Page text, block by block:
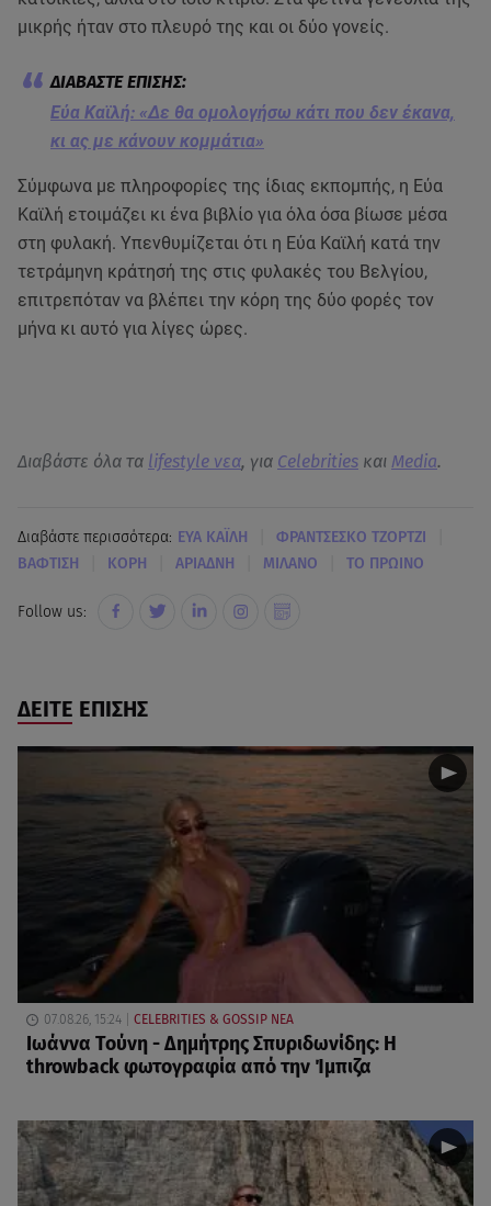
μικρής ήταν στο πλευρό της και οι δύο γονείς.
Εύα Καϊλή: «Δε θα ομολογήσω κάτι που δεν έκανα,
κι ας με κάνουν κομμάτια»
Σύμφωνα με πληροφορίες της ίδιας εκπομπής, η Εύα
Καϊλή ετοιμάζει κι ένα βιβλίο για όλα όσα βίωσε μέσα
στη φυλακή. Υπενθυμίζεται ότι η Εύα Καϊλή κατά την
τετράμηνη κράτησή της στις φυλακές του Βελγίου,
επιτρεπόταν να βλέπει την κόρη της δύο φορές τον
μήνα κι αυτό για λίγες ώρες.
Διαβάστε όλα τα lifestyle νεα, για Celebrities και Media.
Διαβάστε περισσότερα: ΕΥΑ ΚΑΪΛΗ ΦΡΑΝΤΣΕΣΚΟ ΤΖΟΡΤΖΙ
ΒΑΦΤΙΣΗ ΚΟΡΗ ΑΡΙΑΔΝΗ ΜΙΛΑΝΟ ΤΟ ΠΡΩΙΝΟ
Follow us:
ΔΕΙΤΕ ΕΠΙΣΗΣ
07.08.26, 15:24 CELEBRITIES & GOSSIP ΝΕΑ
Ιωάννα Τούνη - Δημήτρης Σπυριδωνίδης: Η
throwback φωτογραφία από την Ίμπιζα